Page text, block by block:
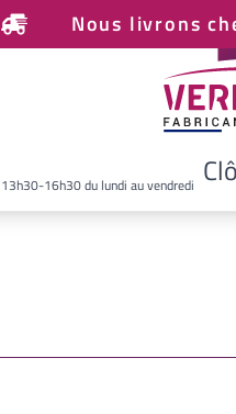
Nous livrons
13h30-16h30 du lundi au vendredi